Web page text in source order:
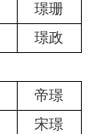
璟珊
璟政
帝璟
宋璟